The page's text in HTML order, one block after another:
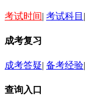
考试时间| 考试科目 |
成考复习
成考答疑| 备考经验|
查询入口